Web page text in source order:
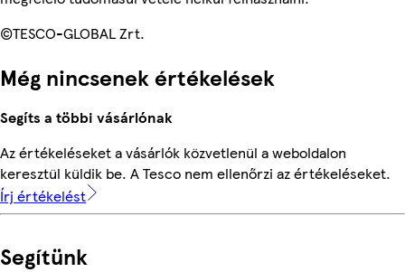
©TESCO-GLOBAL Zrt.
Még nincsenek értékelések
Segíts a többi vásárlónak
Az értékeléseket a vásárlók közvetlenül a weboldalon
keresztül küldik be. A Tesco nem ellenőrzi az értékeléseket.
Írj értékelést
Segítünk